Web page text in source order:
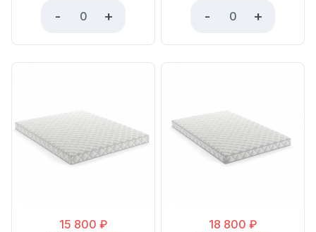
- + - +
15 800 ₽ 18 800 ₽